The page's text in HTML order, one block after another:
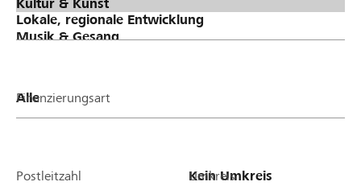
Finanzierungsart
Postleitzahl Umkreis